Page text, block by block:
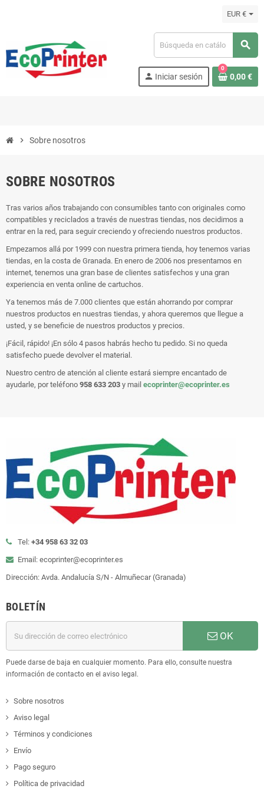
EUR €
search
person Iniciar sesión
0
0,00 €
chevron_right Sobre nosotros
SOBRE NOSOTROS
Tras varios años trabajando con consumibles tanto con originales como
compatibles y reciclados a través de nuestras tiendas, nos decidimos a
entrar en la red, para seguir creciendo y ofreciendo nuestros productos.
Empezamos allá por 1999 con nuestra primera tienda, hoy tenemos varias
tiendas, en la costa de Granada. En enero de 2006 nos presentamos en
internet, tenemos una gran base de clientes satisfechos y una gran
experiencia en venta online de cartuchos.
Ya tenemos más de 7.000 clientes que están ahorrando por comprar
nuestros productos en nuestras tiendas, y ahora queremos que llegue a
usted, y se beneficie de nuestros productos y precios.
¡Fácil, rápido! ¡En sólo 4 pasos habrás hecho tu pedido. Si no queda
satisfecho puede devolver el material.
Nuestro centro de atención al cliente estará siempre encantado de
ayudarle, por teléfono 958 633 203 y mail ecoprinter@ecoprinter.es
Tel: +34 958 63 32 03
Email: ecoprinter@ecoprinter.es
Dirección: Avda. Andalucía S/N - Almuñecar (Granada)
BOLETÍN
OK
Puede darse de baja en cualquier momento. Para ello, consulte nuestra
información de contacto en el aviso legal.
Sobre nosotros
Aviso legal
Términos y condiciones
Envío
Pago seguro
Política de privacidad